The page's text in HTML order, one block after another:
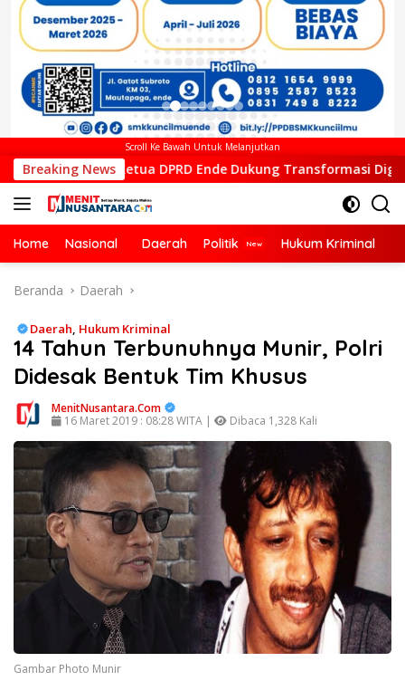
Scroll Ke Bawah Untuk Melanjutkan
Breaking News
DPRD Ende Dukung Transformasi Digital, Hadiri Peluncuran
Home Nasional Daerah Politik Hukum Kriminal
Beranda Daerah
Daerah, Hukum Kriminal
14 Tahun Terbunuhnya Munir, Polri
Didesak Bentuk Tim Khusus
MenitNusantara.Com
16 Maret 2019 : 08:28 WITA |
Dibaca 1,328 Kali
Gambar Photo Munir